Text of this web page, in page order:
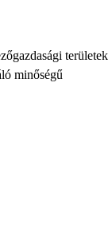
területek
minőségű